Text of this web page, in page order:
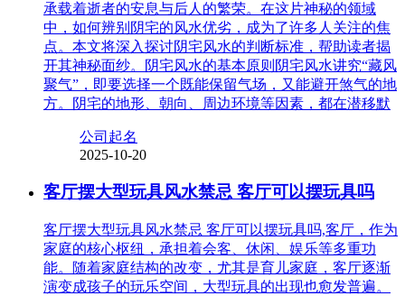
承载着逝者的安息与后人的繁荣。在这片神秘的领域
中，如何辨别阴宅的风水优劣，成为了许多人关注的焦
点。本文将深入探讨阴宅风水的判断标准，帮助读者揭
开其神秘面纱。阴宅风水的基本原则阴宅风水讲究“藏风
聚气”，即要选择一个既能保留气场，又能避开煞气的地
方。阴宅的地形、朝向、周边环境等因素，都在潜移默
公司起名
2025-10-20
客厅摆大型玩具风水禁忌 客厅可以摆玩具吗
客厅摆大型玩具风水禁忌 客厅可以摆玩具吗,客厅，作为
家庭的核心枢纽，承担着会客、休闲、娱乐等多重功
能。随着家庭结构的改变，尤其是育儿家庭，客厅逐渐
演变成孩子的玩乐空间，大型玩具的出现也愈发普遍。